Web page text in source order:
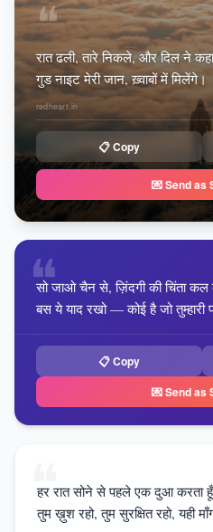
❝
रात ढली, तारे निकले, और दिल ने
गुड नाइट मेरी जान, ख़्वाबों में मिलेंगे।
redheart.in
📋 Copy
💌 Send as
❝
सो जाओ चैन से, ज़िंदगी की चिंता कल
बस ये याद रखो — कोई है जो तुम्हारी
📋 Copy
💌 Send as
❝
हर रात सोने से पहले एक दुआ करता
तुम ख़ुश रहो, तुम सुरक्षित रहो, यही